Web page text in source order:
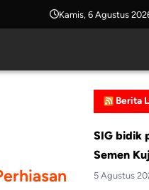
Kamis, 6 Agustus
Berita
SIG bidik
Semen
5 Agustus